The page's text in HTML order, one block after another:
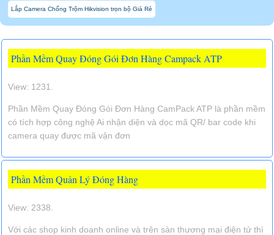
Lắp Camera Chống Trộm Hikvision trọn bộ Giá Rẻ
Phần Mềm Quay Đóng Gói Đơn Hàng Campack ATP
View: 1231.
Phần Mềm Quay Đóng Gói Đơn Hàng CamPack ATP là phần mềm
có tích hợp công nghệ Ai nhận diện và dọc mã QR/ bar code khi
camera quay được mã vận đơn
Phần Mềm Quản Lý Đóng Hàng
View: 2338.
Với các shop kinh doanh online và trên sàn thương mại điện tử thì